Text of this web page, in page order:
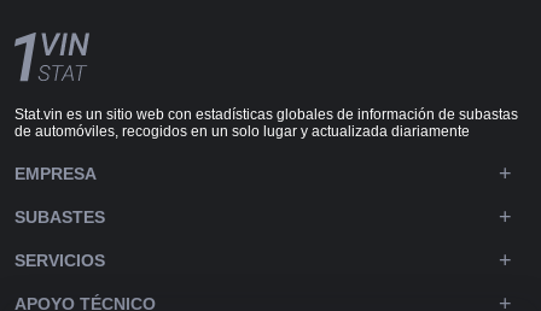
Stat.vin es un sitio web con estadísticas globales de información de subastas
de automóviles, recogidos en un solo lugar y actualizada diariamente
EMPRESA
SUBASTES
SERVICIOS
APOYO TÉCNICO